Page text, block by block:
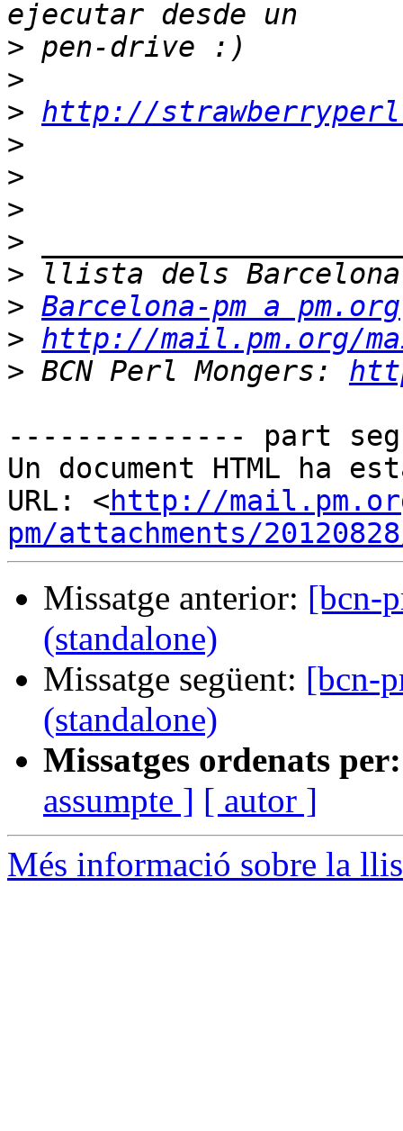
>
>
> http://
>
>
>
>
>
> Barcelona-pm a pm.org
> http://mail.pm.org/
> BCN Perl Mongers:
-------------- part
Un document HTML ha
URL: <http://
pm/attachments/
Missatge anterior: [bcn-
(standalone)
Missatge següent: [bcn-
(standalone)
Missatges ordenats per:
assumpte ] [ autor ]
Més informació sobre la